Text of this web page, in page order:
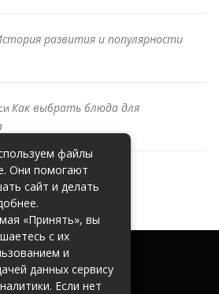
развития и популярности
Как выбрать блюда для
файлы
Они помогают
сайт и делать
«Принять», вы
с их
и
данных сервису
Если нет